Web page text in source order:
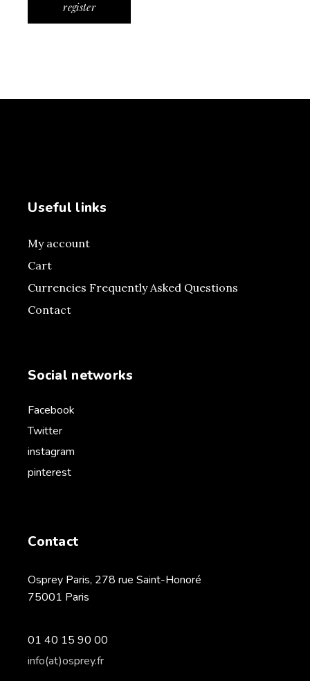
register
Useful links
My account
Cart
Currencies Frequently Asked Questions
Contact
Social networks
Facebook
Twitter
instagram
pinterest
Contact
Osprey Paris, 278 rue Saint-Honoré
75001 Paris
01 40 15 90 00
info(at)osprey.fr